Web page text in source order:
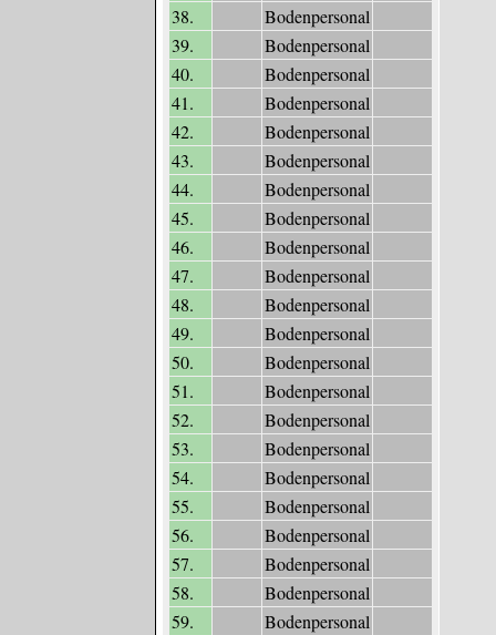
38.
Bodenpersonal
39.
Bodenpersonal
40.
Bodenpersonal
41.
Bodenpersonal
42.
Bodenpersonal
43.
Bodenpersonal
44.
Bodenpersonal
45.
Bodenpersonal
46.
Bodenpersonal
47.
Bodenpersonal
48.
Bodenpersonal
49.
Bodenpersonal
50.
Bodenpersonal
51.
Bodenpersonal
52.
Bodenpersonal
53.
Bodenpersonal
54.
Bodenpersonal
55.
Bodenpersonal
56.
Bodenpersonal
57.
Bodenpersonal
58.
Bodenpersonal
59.
Bodenpersonal